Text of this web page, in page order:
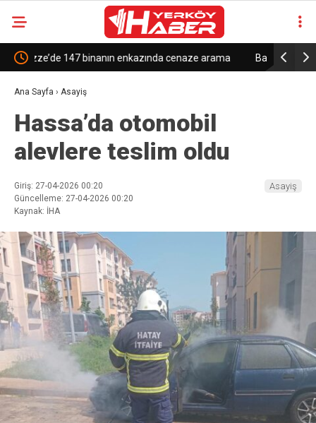
arama Bakan Fidan: “Dileğimiz, İran ve Amerika arasında bir
anlaşmaya tekrar dönülmesi”
Ana Sayfa › Asayiş
Hassa’da otomobil
alevlere teslim oldu
Giriş: 27-04-2026 00:20
Güncelleme: 27-04-2026 00:20
Kaynak: İHA
Asayiş